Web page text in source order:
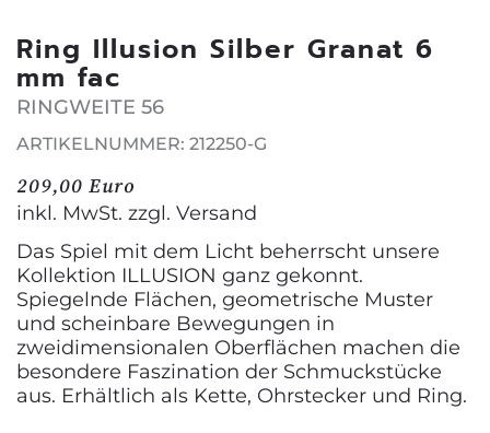
Ring Illusion Silber Granat 6
mm fac
RINGWEITE 56
ARTIKELNUMMER: 212250-G
209,00 Euro
inkl. MwSt. zzgl. Versand
Das Spiel mit dem Licht beherrscht unsere
Kollektion ILLUSION ganz gekonnt.
Spiegelnde Flächen, geometrische Muster
und scheinbare Bewegungen in
zweidimensionalen Oberflächen machen die
besondere Faszination der Schmuckstücke
aus. Erhältlich als Kette, Ohrstecker und Ring.